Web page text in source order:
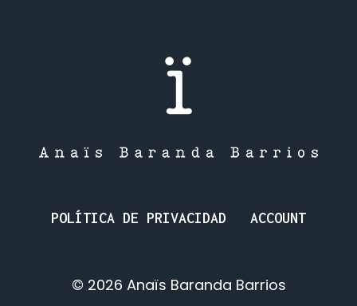
POLÍTICA DE PRIVACIDAD ACCOUNT
© 2026 Anaïs Baranda Barrios